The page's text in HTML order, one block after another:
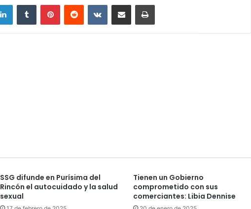
LinkedInTumblr PinterestReddit VKontakteCompartir por correo electrónicoImprimir
SSG difunde en Purísima del
Rincón el autocuidado y la salud
sexual
Tienen un Gobierno
comprometido con sus
comerciantes: Libia Dennise